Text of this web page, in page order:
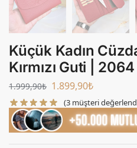
Küçük Kadın
Kırmızı Guti | 2064
1.999,90₺ 1.899,90₺
(3 müşteri